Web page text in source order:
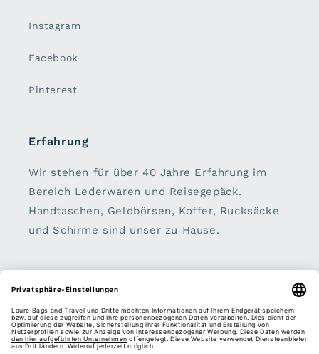
Instagram
Facebook
Pinterest
Erfahrung
Wir stehen für über 40 Jahre Erfahrung im
Bereich Lederwaren und Reisegepäck.
Handtaschen, Geldbörsen, Koffer, Rucksäcke
und Schirme sind unser zu Hause.
E-Mail